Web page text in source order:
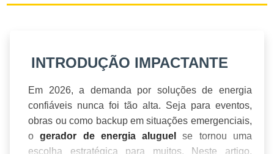
INTRODUÇÃO IMPACTANTE
Em 2026, a demanda por soluções de energia
confiáveis nunca foi tão alta. Seja para eventos,
obras ou como backup em situações emergenciais,
ogerador de energia aluguel se tornou uma
escolha estratégica para muitos. Neste artigo,